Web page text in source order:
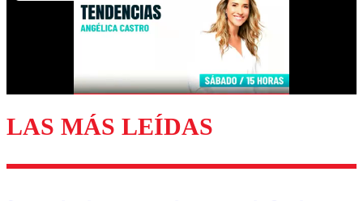
Enviar comentario
LAS MÁS LEÍDAS